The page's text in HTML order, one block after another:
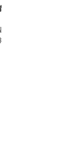
君 りんねの輪
中 恵